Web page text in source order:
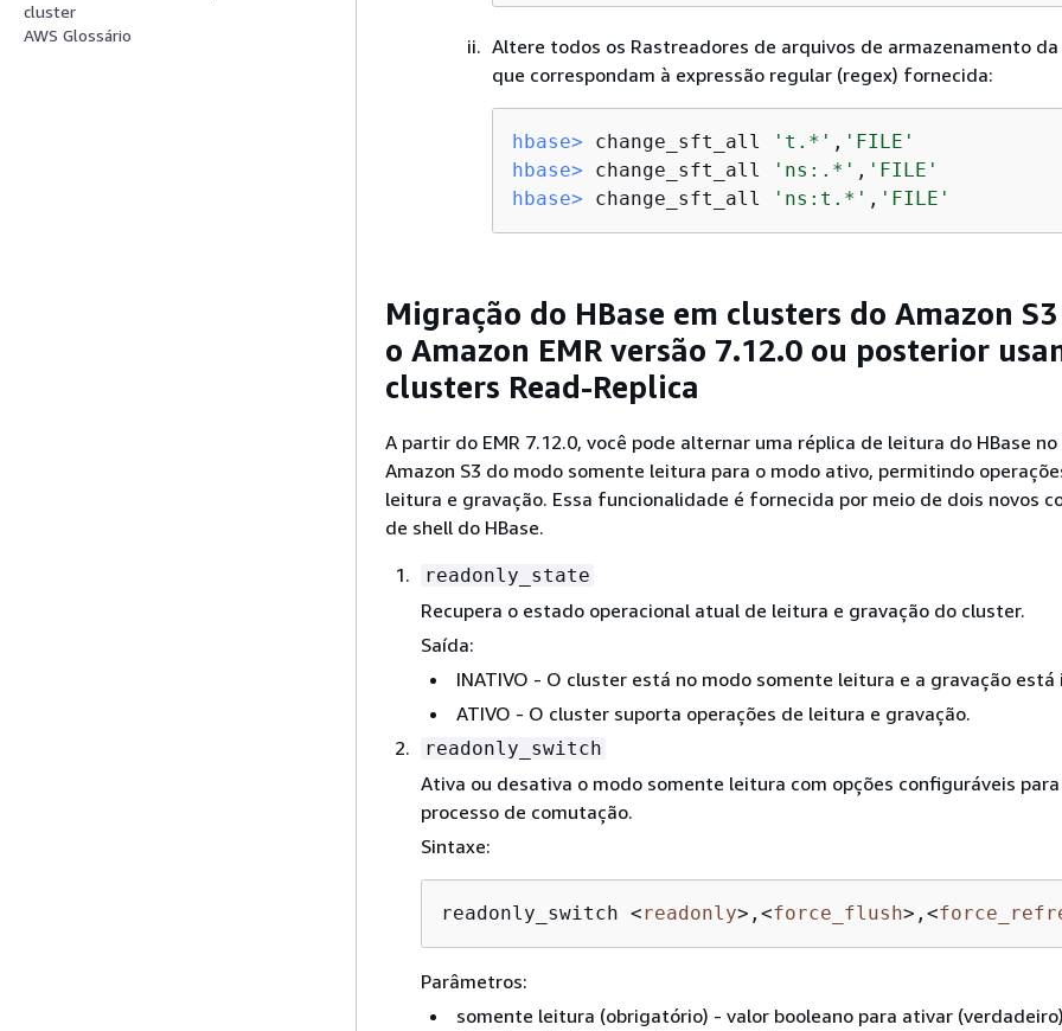
cluster
AWS Glossário
Altere todos os Rastreadores de arquivos de armazenamento
que correspondam à expressão regular (regex) fornecida:
hbase> change_sft_all 't.*' , 'FILE'
hbase> change_sft_all 'ns:.*' , 'FILE'
hbase> change_sft_all 'ns:t.*' , 'FILE'
Migração do HBase em clusters do Amazon
o Amazon EMR versão 7.12.0 ou posterior
clusters Read-Replica
A partir do EMR 7.12.0, você pode alternar uma réplica de leitura do HBase
Amazon S3 do modo somente leitura para o modo ativo, permitindo
leitura e gravação. Essa funcionalidade é fornecida por meio de dois novos
de shell do HBase.
readonly_state
Recupera o estado operacional atual de leitura e gravação do cluster.
Saída:
INATIVO - O cluster está no modo somente leitura e a gravação está
ATIVO - O cluster suporta operações de leitura e gravação.
readonly_switch
Ativa ou desativa o modo somente leitura com opções configuráveis
processo de comutação.
Sintaxe:
readonly_switch <readonly> , <force_flush> , <
Parâmetros:
somente leitura (obrigatório) - valor booleano para ativar